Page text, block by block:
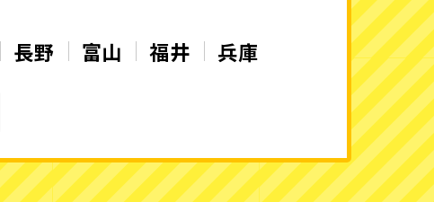
長野 富山 福井 兵庫